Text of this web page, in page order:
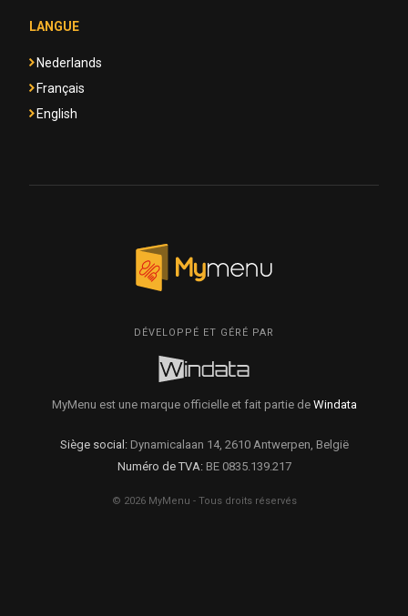
LANGUE
Nederlands
Français
English
DÉVELOPPÉ ET GÉRÉ PAR
MyMenu est une marque officielle et fait partie de Windata
Siège social:Dynamicalaan 14, 2610 Antwerpen, België
Numéro de TVA:BE 0835.139.217
© 2026 MyMenu - Tous droits réservés